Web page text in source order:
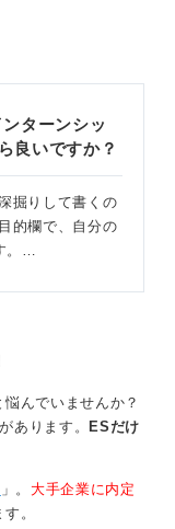
ターンシッ
良いですか？
掘りして書くの
的欄で、自分の
。…
んでいませんか？
あります。ESだけ
」。 大手企業に内定
。